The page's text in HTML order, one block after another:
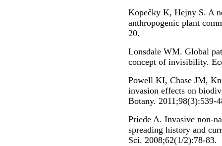
Kopečky K, Hejny S. A
anthropogenic plant
20.
Lonsdale WM. Global
concept of invisibility.
Powell KI, Chase JM,
invasion effects on
Botany. 2011;98(3):539-
Priede A. Invasive non-
spreading history and
Sci. 2008;62(1/2):78-83.